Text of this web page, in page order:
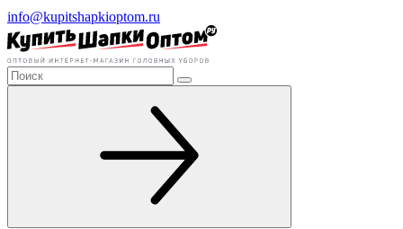
info@kupitshapkioptom.ru